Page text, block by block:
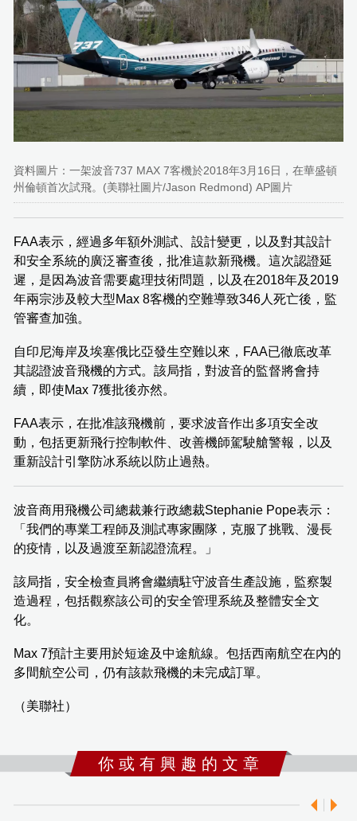
資料圖片：一架波音737 MAX 7客機於2018年3月16日，在華盛頓
州倫頓首次試飛。(美聯社圖片/Jason Redmond) AP圖片
FAA表示，經過多年額外測試、設計變更，以及對其設計
和安全系統的廣泛審查後，批准這款新飛機。這次認證延
遲，是因為波音需要處理技術問題，以及在2018年及2019
年兩宗涉及較大型Max 8客機的空難導致346人死亡後，監
管審查加強。
自印尼海岸及埃塞俄比亞發生空難以來，FAA已徹底改革
其認證波音飛機的方式。該局指，對波音的監督將會持
續，即使Max 7獲批後亦然。
FAA表示，在批准該飛機前，要求波音作出多項安全改
動，包括更新飛行控制軟件、改善機師駕駛艙警報，以及
重新設計引擎防冰系統以防止過熱。
波音商用飛機公司總裁兼行政總裁Stephanie Pope表示：
「我們的專業工程師及測試專家團隊，克服了挑戰、漫長
的疫情，以及過渡至新認證流程。」
該局指，安全檢查員將會繼續駐守波音生產設施，監察製
造過程，包括觀察該公司的安全管理系統及整體安全文
化。
Max 7預計主要用於短途及中途航線。包括西南航空在內的
多間航空公司，仍有該款飛機的未完成訂單。
（美聯社）
你 或 有 興 趣 的 文 章